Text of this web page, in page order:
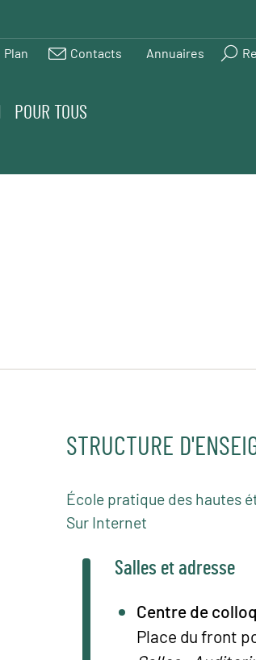
Plan Contacts Annuaires
POUR TOUS
STRUCTURE
École pratique des hautes
Sur Internet
Salles et adresse
Centre de
Place du front